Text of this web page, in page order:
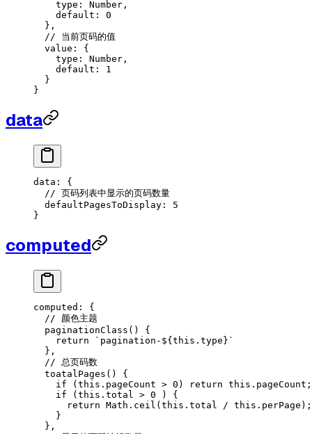
    type
: Number ,
    default
: 0
  }
,
  // 当前页码的值
  value
:
{
    type
: Number ,
    default
: 1
  }
}
data
data :
{
  // 页码列表中显示的页码数量
  defaultPagesToDisplay
:
5
}
computed
computed :
{
  // 颜色主题
  paginationClass
() {
    return
`pagination- ${this .type} `
  }
,
  // 总页码数
  toatalPages
() {
    if
(this .pageCount > 0 ) return this .pageCount;
    if
(this .total > 0 ) {
      return
Math .ceil (this .total / this .perPage);
    }
  }
,